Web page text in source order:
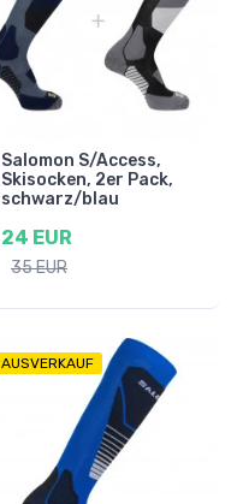
Salomon S/Access,
Skisocken, 2er Pack,
schwarz/blau
24 EUR
35 EUR
AUSVERKAUF